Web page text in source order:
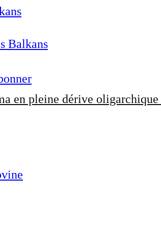
Balkans
en pleine dérive oligarchique